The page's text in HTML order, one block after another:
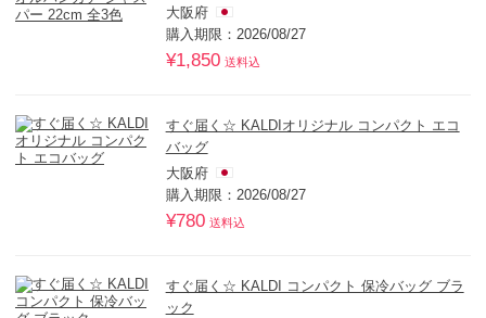
大阪府
購入期限：2026/08/27
¥1,850 送料込
すぐ届く☆ KALDIオリジナル コンパクト エコ
バッグ
大阪府
購入期限：2026/08/27
¥780 送料込
すぐ届く☆ KALDI コンパクト 保冷バッグ ブラ
ック